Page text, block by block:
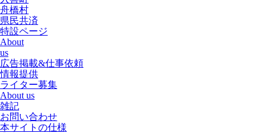
舟橋村
県民共済
特設ページ
About
us
広告掲載&仕事依頼
情報提供
ライター募集
About us
雑記
お問い合わせ
本サイトの仕様